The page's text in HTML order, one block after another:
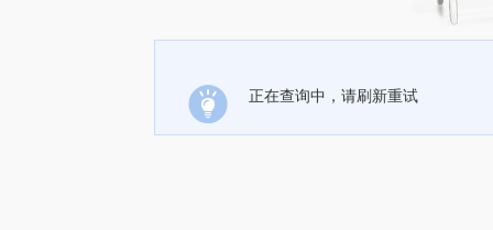
正在查询中，请刷新重试